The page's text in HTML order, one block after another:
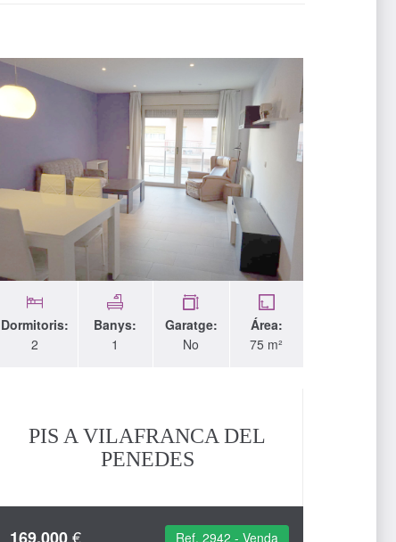
Dormitoris:
2
Banys:
1
Garatge:
No
Área:
75 m²
PIS A VILAFRANCA DEL
PENEDES
€ Ref. 2942 - Venda